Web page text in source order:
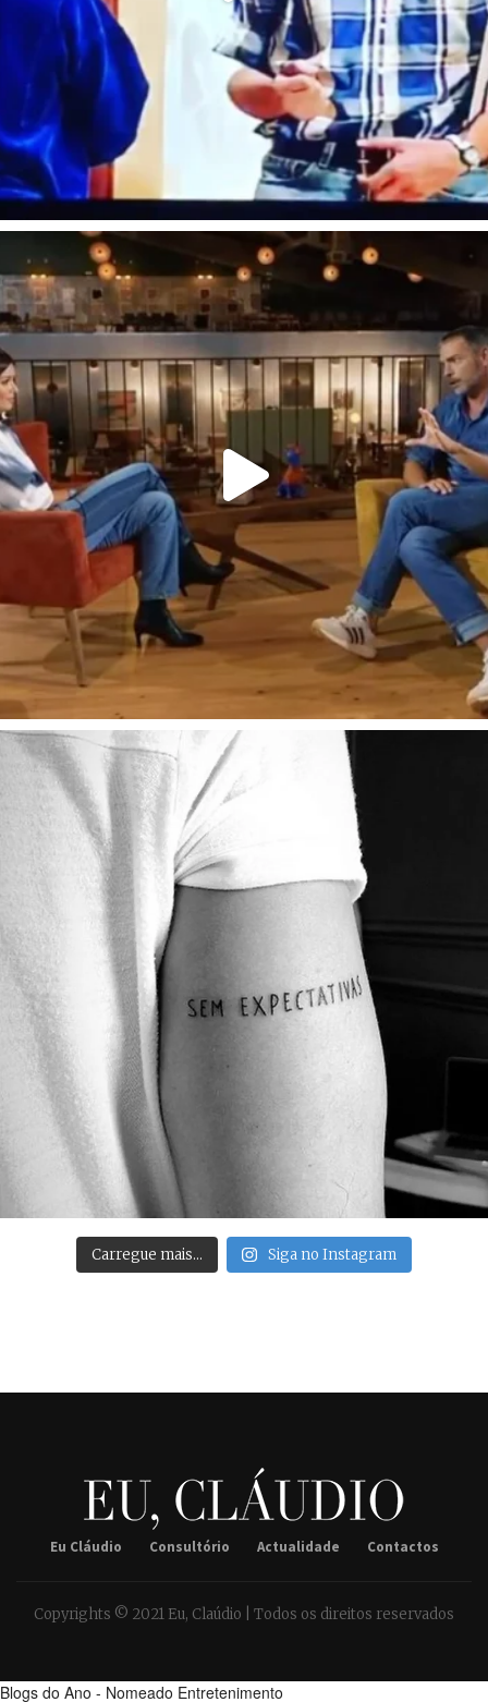
Carregue mais… Siga no Instagram
Eu Cláudio Consultório Actualidade Contactos
Copyrights © 2021 Eu, Claúdio | Todos os direitos reservados
Blogs do Ano - Nomeado Entretenimento